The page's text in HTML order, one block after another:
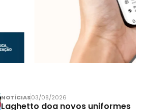
NOTÍCIAS03/08/2026
Laghetto doa novos uniformes